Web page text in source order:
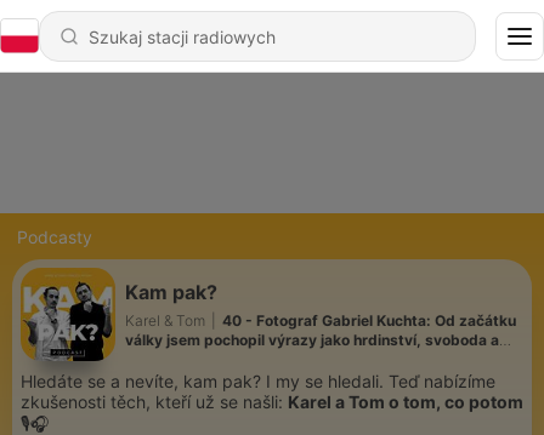
Podcasty
Kam pak?
Karel & Tom
40 - Fotograf Gabriel Kuchta: Od začátku
války jsem pochopil výrazy jako hrdinství, svoboda a
Hledáte se a nevíte, kam pak? I my se hledali. Teď nabízíme
zkušenosti těch, kteří už se našli: Karel a Tom o tom, co potom
🎙🎧